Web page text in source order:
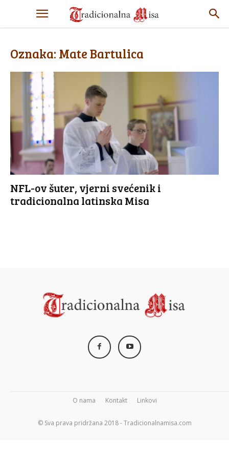
Oznaka: Mate Bartulica
NFL-ov šuter, vjerni svećenik i
tradicionalna latinska Misa
O nama Kontakt Linkovi
© Sva prava pridržana 2018 - Tradicionalnamisa.com